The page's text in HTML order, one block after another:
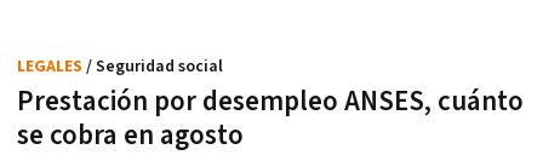
Prestación por desempleo ANSES, cuánto
se cobra en agosto
LEGALES / Seguridad social